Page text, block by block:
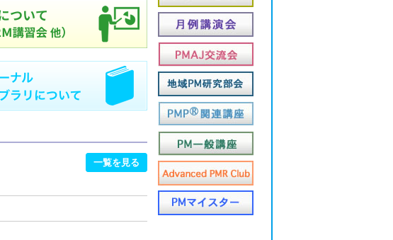
一覧を見る